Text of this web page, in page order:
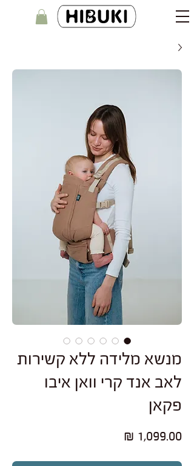
מנשא מלידה ללא קשירות
לאב אנד קרי וואן איבו
פקאן